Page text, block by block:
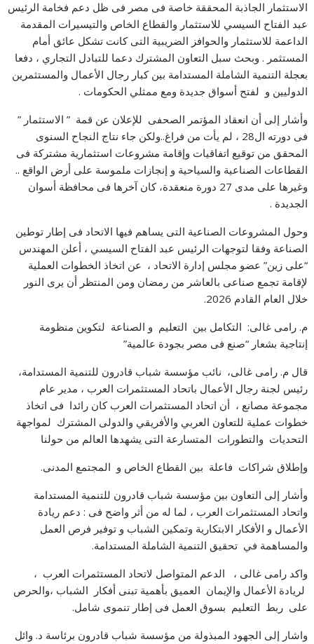
الاستثمار الجاذبة المحققة خاصة فى مصر فى ظل دعم فخامة الرئيس
عبد الفتاح السيسي للاستثمار والقطاع الخاص والتيسيرات المقدمة
الداعمة للاستثمار والحوافز الضريبية التى كانت تشكل عائق أمام
المستثمر . وبحث سبل التعاون المشترك دعما للتبادل التجاري ، دفعا
بعجلة التنمية الشاملة المستدامة بين كبار رجال الأعمال والمستثمرين
الدوليين و لفتح أسواق جديدة ومع ممثلي الحكومات .
وأشار إلى أن انعقاد المؤتمر الصحفى للإعلان عن قمة ” الاستثمار ”
فى دورته ال28 ، لم يأت من فراغ..ولكن جاء نتاج النجاح السنوى
المحقق من توقيع اتفاقيات وإقامة مشروعات استثمارية مشتركة فى
القطاعات الصناعية والسياحية و إنجازات ملموسة على أرض الواقع ..
وغيرها على مدى 27 دورة منعقدة، كان آخرها فى محافظة أسوان
الجديدة .
وحول المشروعات الصناعية التى يساهم فيها الاتحاد فى إطار توطين
الصناعة وفقا لتوجهات الرئيس عبد الفتاح السيسي ، أعلن المهندس
“على زين” عضو مجلس إدارة الاتحاد ، عن اتخاذ الخطوات العملية
لإقامة تجمع صناعى بالعاشر من رمضان ومن المنتظر أن يرى النور
خلال العام القادم 2026.
م. رامى غالى: التكامل بين التعليم و الصناعة لتكوين منظومة
إنتاجية بشعار “صنع فى مصر بجودة عالمية”
قال م. رامى غالى، نائب مؤسسة شباب قادرون للتنمية المستدامة،
رئيس لجنة رجال الأعمال باتحاد المستثمرات العرب ، مدير عام
مجموعة مصانع ، أن اتحاد المستثمرات العرب كان رائدا فى اتخاذ
خطوات عملية للتعاون العربي والأفريقي والدولى المشترك لمواجهة
التحديات والتطورات المتسارعة التى يشهدها العالم من حولنا
وإطلاق شراكات فاعلة بين القطاع الخاص و المجتمع المدنى.
وأشار إلى التعاون بين مؤسسة شباب قادرون للتنمية المستدامة
واتحاد المستثمرات العرب ، لما له من أثر واضح فى : دعم ريادة
الأعمال و الأفكار الابتكارية وتمكين الشباب و توفير فرص العمل
والمساهمة في تحقيق التنمية الشاملة المستدامة.
واكد رامى غالى ، الدعم المتواصل لاتحاد المستثمرات العرب ،
لريادة الأعمال والإيمان العميق بأهمية تبنى أفكار الشباب ،والحرص
على ربط التعليم بسوق العمل فى إطار تنموى شامل.
واشار إلى الجهود المبذولة من مؤسسة شباب قادرون برئاسة د. وائل